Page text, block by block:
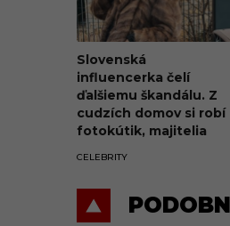
Slovenská
influencerka čelí
ďalšiemu škandálu. Z
cudzích domov si robí
fotokútik, majitelia
CELEBRITY